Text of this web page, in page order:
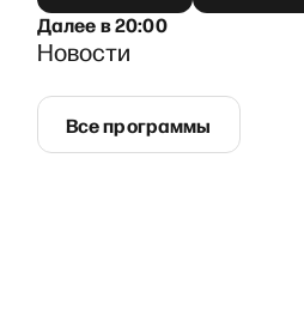
Далеев20:00
Новости
Все программы